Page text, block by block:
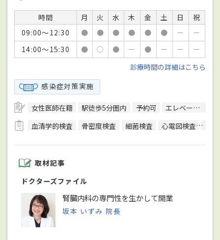
時間 月 火 水 木 金 土 日
祝
09:00～12:30
● ● ● ● ● ● －
－
14:00～15:30
● ○ ● － ● － －
－
診療時間の詳細はこちら
感染症対策実施
女性医師在籍 駅徒歩5分圏内 予約可
エレベーターあり
血清学的検査
骨密度検査 細菌検査 心電図検査
取材記事
ドクターズファイル
腎臓内科の専門性を生かして開業
坂本 いずみ 院長